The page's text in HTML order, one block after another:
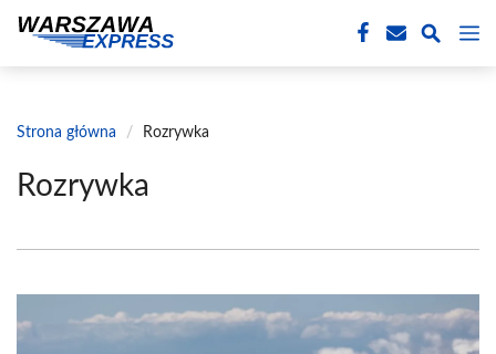
treści
Strona główna / Rozrywka
Rozrywka